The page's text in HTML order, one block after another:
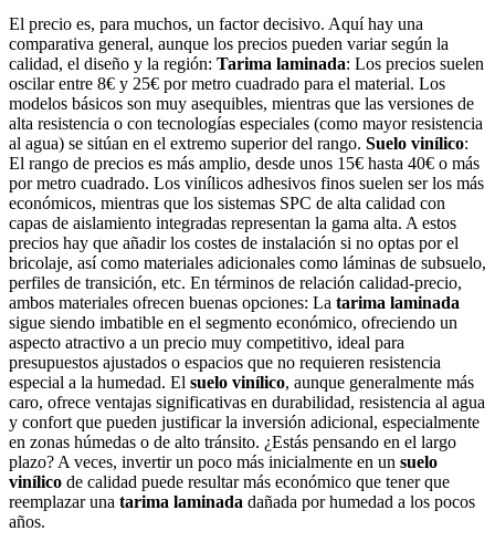
El precio es, para muchos, un factor decisivo. Aquí hay una
comparativa general, aunque los precios pueden variar según la
calidad, el diseño y la región: Tarima laminada: Los precios suelen
oscilar entre 8€ y 25€ por metro cuadrado para el material. Los
modelos básicos son muy asequibles, mientras que las versiones de
alta resistencia o con tecnologías especiales (como mayor resistencia
al agua) se sitúan en el extremo superior del rango. Suelo vinílico:
El rango de precios es más amplio, desde unos 15€ hasta 40€ o más
por metro cuadrado. Los vinílicos adhesivos finos suelen ser los más
económicos, mientras que los sistemas SPC de alta calidad con
capas de aislamiento integradas representan la gama alta. A estos
precios hay que añadir los costes de instalación si no optas por el
bricolaje, así como materiales adicionales como láminas de subsuelo,
perfiles de transición, etc. En términos de relación calidad-precio,
ambos materiales ofrecen buenas opciones: La tarima laminada
sigue siendo imbatible en el segmento económico, ofreciendo un
aspecto atractivo a un precio muy competitivo, ideal para
presupuestos ajustados o espacios que no requieren resistencia
especial a la humedad. El suelo vinílico, aunque generalmente más
caro, ofrece ventajas significativas en durabilidad, resistencia al agua
y confort que pueden justificar la inversión adicional, especialmente
en zonas húmedas o de alto tránsito. ¿Estás pensando en el largo
plazo? A veces, invertir un poco más inicialmente en un suelo
vinílico de calidad puede resultar más económico que tener que
reemplazar una tarima laminada dañada por humedad a los pocos
años.